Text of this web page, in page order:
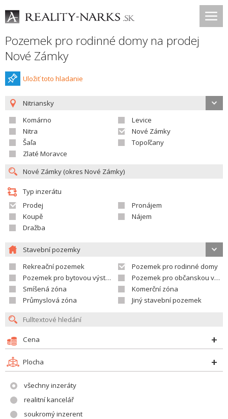
Pozemek pro rodinné domy na prodej
Nové Zámky
Uložiť toto hladanie
Nitriansky
Komárno
Levice
Nitra
Nové Zámky
Šaľa
Topoľčany
Zlaté Moravce
Typ inzerátu
Prodej
Pronájem
Koupě
Nájem
Dražba
Stavební pozemky
Rekreační pozemek
Pozemek pro rodinné domy
Pozemek pro bytovou výstavbu
Pozemek pro občanskou vybavenost
Smíšená zóna
Komerční zóna
Průmyslová zóna
Jiný stavební pozemek
Cena
Plocha
všechny inzeráty
realitní kancelář
soukromý inzerent